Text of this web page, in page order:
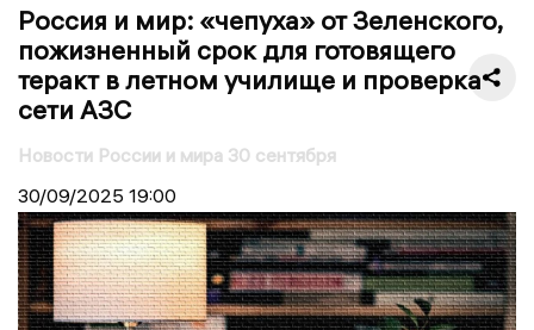
Россия и мир: «чепуха» от Зеленского,
пожизненный срок для готовящего
теракт в летном училище и проверка
сети АЗС
Новости России и мира 30 сентября
30/09/2025 19:00